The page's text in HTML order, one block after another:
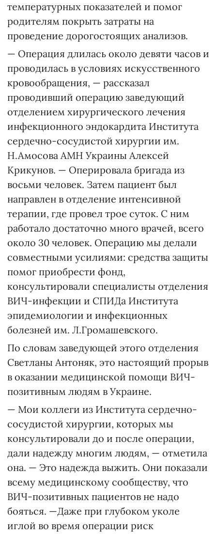
температурных показателей и помог
родителям покрыть затраты на
проведение дорогостоящих анализов.
— Операция длилась около девяти часов и
проводилась в условиях искусственного
кровообращения, — рассказал
проводивший операцию заведующий
отделением хирургического лечения
инфекционного эндокардита Института
сердечно-сосудистой хирургии им.
Н.Амосова АМН Украины Алексей
Крикунов. — Оперировала бригада из
восьми человек. Затем пациент был
направлен в отделение интенсивной
терапии, где провел трое суток. С ним
работало достаточно много врачей, всего
около 30 человек. Операцию мы делали
совместными усилиями: средства защиты
помог приобрести фонд,
консультировали специалисты отделения
ВИЧ-инфекции и СПИДа Института
эпидемиологии и инфекционных
болезней им. Л.Громашевского.
По словам заведующей этого отделения
Светланы Антоняк, это настоящий прорыв
в оказании медицинской помощи ВИЧ-
позитивным людям в Украине.
— Мои коллеги из Института сердечно-
сосудистой хирургии, которых мы
консультировали до и после операции,
дали надежду многим людям, — отметила
она. — Это надежда выжить. Они показали
всему медицинскому сообществу, что
ВИЧ-позитивных пациентов не надо
бояться. —Даже при глубоком уколе
иглой во время операции риск